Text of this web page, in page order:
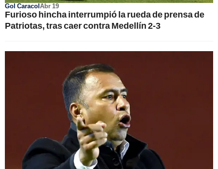
Gol CaracolAbr 19
Furioso hincha interrumpió la rueda de prensa de
Patriotas, tras caer contra Medellín 2-3